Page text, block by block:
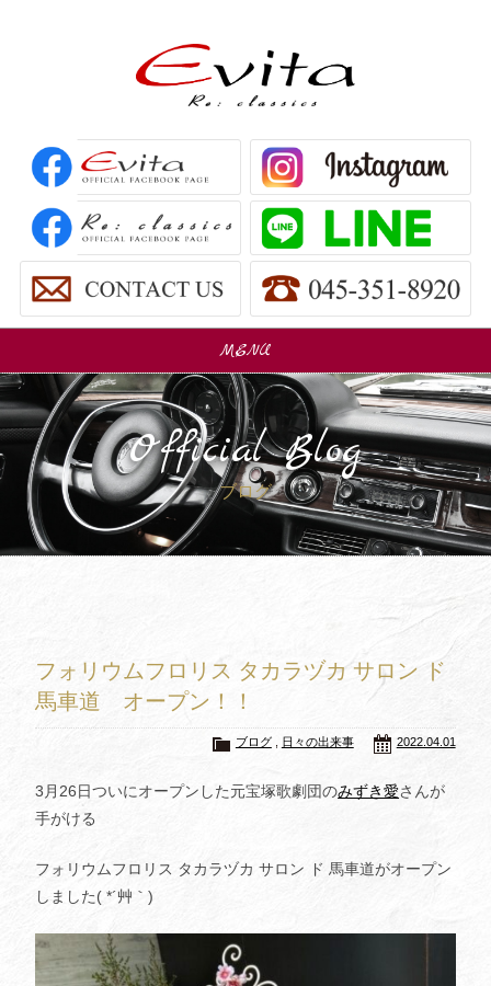
MENU
Car Sales
販売車
パーツ販売
Trade In
買取査定
会社概要
Recruit
採用情報
Official Blog
ブログ
フォリウムフロリス タカラヅカ サロン ド
馬車道 オープン！！
2022.04.01
ブログ, 日々の出来事
3月26日ついにオープンした元宝塚歌劇団のみずき愛さんが
手がける
フォリウムフロリス タカラヅカ サロン ド 馬車道がオープン
しました( *´艸｀)